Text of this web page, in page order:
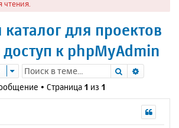
чтения.
для проектов
к phpMyAdmin
Поиск
• Страница 1 из 1